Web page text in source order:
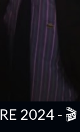
2024 -